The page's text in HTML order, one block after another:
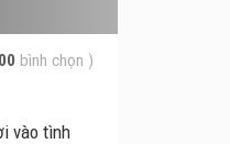
bình chọn )
vào tình